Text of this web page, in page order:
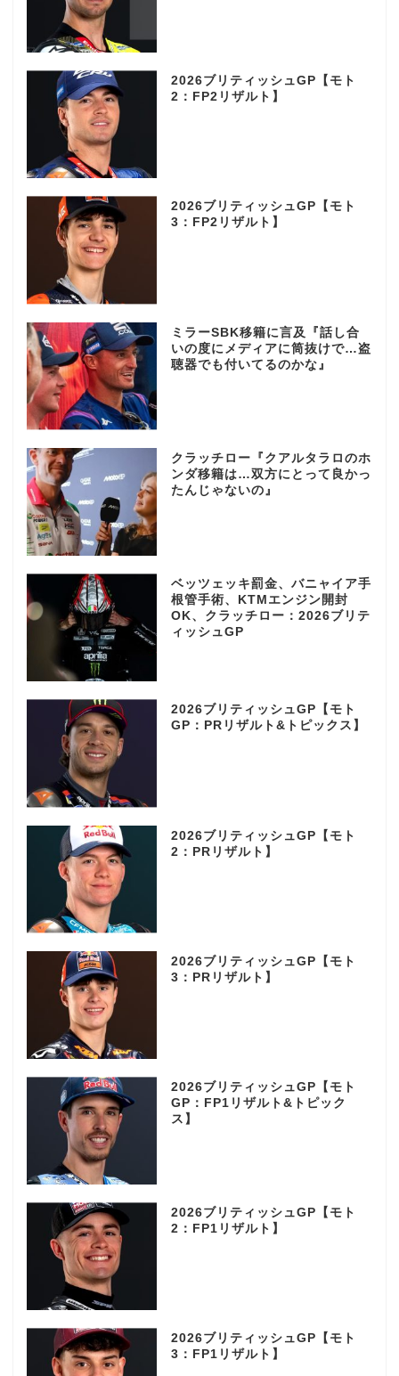
2026ブリティッシュGP【モト
2：FP2リザルト】
2026ブリティッシュGP【モト
3：FP2リザルト】
ミラーSBK移籍に言及『話し合
いの度にメディアに筒抜けで…盗
聴器でも付いてるのかな』
クラッチロー『クアルタラロのホ
ンダ移籍は…双方にとって良かっ
たんじゃないの』
ベッツェッキ罰金、バニャイア手
根管手術、KTMエンジン開封
OK、クラッチロー：2026ブリテ
ィッシュGP
2026ブリティッシュGP【モト
GP：PRリザルト&トピックス】
2026ブリティッシュGP【モト
2：PRリザルト】
2026ブリティッシュGP【モト
3：PRリザルト】
2026ブリティッシュGP【モト
GP：FP1リザルト&トピック
ス】
2026ブリティッシュGP【モト
2：FP1リザルト】
2026ブリティッシュGP【モト
3：FP1リザルト】